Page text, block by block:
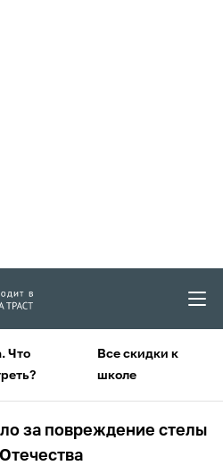
Что
Все скидки к
школе
за повреждение стелы